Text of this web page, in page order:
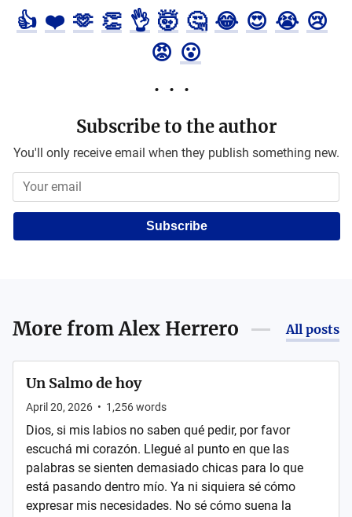
👍 ❤️ 🫶 👏 👌 🤯 🤔 😂 😍 😭 😢
😡 😮
Subscribe to the author
You'll only receive email when they publish something new.
Subscribe
More fromAlex Herrero All posts
Un Salmo de hoy
April 20, 2026 • 1,256words
Dios, si mis labios no saben qué pedir, por favor
escuchá mi corazón. Llegué al punto en que las
palabras se sienten demasiado chicas para lo que
está pasando dentro mío. Ya ni siquiera sé cómo
expresar mis necesidades. No sé cómo suena la